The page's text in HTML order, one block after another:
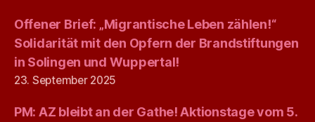
Offener Brief: „Migrantische Leben zählen!“
Solidarität mit den Opfern der Brandstiftungen
in Solingen und Wuppertal!
23. September 2025
PM: AZ bleibt an der Gathe! Aktionstage vom 5.